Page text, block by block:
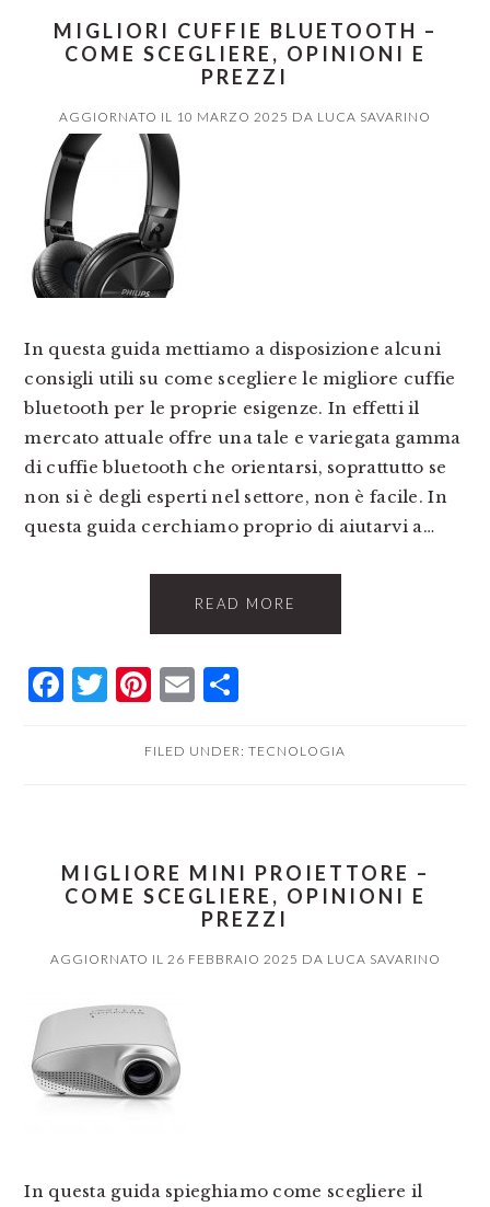
MIGLIORI CUFFIE BLUETOOTH –
COME SCEGLIERE, OPINIONI E
PREZZI
AGGIORNATO IL 10 MARZO 2025 DA LUCA SAVARINO
In questa guida mettiamo a disposizione alcuni
consigli utili su come scegliere le migliore cuffie
bluetooth per le proprie esigenze. In effetti il
mercato attuale offre una tale e variegata gamma
di cuffie bluetooth che orientarsi, soprattutto se
non si è degli esperti nel settore, non è facile. In
questa guida cerchiamo proprio di aiutarvi a…
READ MORE
Facebook
Twitter
Pinterest
Email
FILED UNDER: TECNOLOGIA
MIGLIORE MINI PROIETTORE –
COME SCEGLIERE, OPINIONI E
PREZZI
AGGIORNATO IL 26 FEBBRAIO 2025 DA LUCA SAVARINO
In questa guida spieghiamo come scegliere il